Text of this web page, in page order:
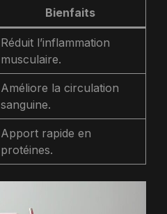
Bienfaits
Réduit l’inflammation
musculaire.
Améliore la circulation
sanguine.
Apport rapide en
protéines.